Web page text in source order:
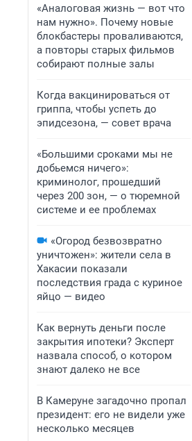
«Аналоговая жизнь — вот что
нам нужно». Почему новые
блокбастеры проваливаются,
а повторы старых фильмов
собирают полные залы
Когда вакцинироваться от
гриппа, чтобы успеть до
эпидсезона, — совет врача
«Большими сроками мы не
добьемся ничего»:
криминолог, прошедший
через 200 зон, — о тюремной
системе и ее проблемах
«Огород безвозвратно
уничтожен»: жители села в
Хакасии показали
последствия града с куриное
яйцо — видео
Как вернуть деньги после
закрытия ипотеки? Эксперт
назвала способ, о котором
знают далеко не все
В Камеруне загадочно пропал
президент: его не видели уже
несколько месяцев